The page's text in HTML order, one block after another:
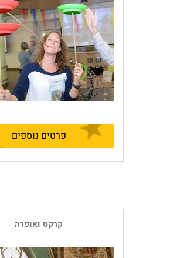
פרטים נוספים
קרקס ואופרה